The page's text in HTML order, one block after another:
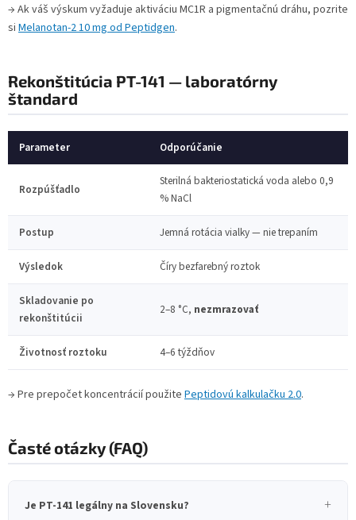
→ Ak váš výskum vyžaduje aktiváciu MC1R a pigmentačnú dráhu, pozrite
si Melanotan-2 10 mg od Peptidgen.
Rekonštitúcia PT-141 — laboratórny
štandard
Parameter Odporúčanie
Rozpúšťadlo
Sterilná bakteriostatická voda alebo 0,9
% NaCl
Postup Jemná rotácia vialky — nie trepaním
Výsledok Číry bezfarebný roztok
Skladovanie po
rekonštitúcii
2–8 °C, nezmrazovať
Životnosť roztoku 4–6 týždňov
→ Pre prepočet koncentrácií použite Peptidovú kalkulačku 2.0.
Časté otázky (FAQ)
Je PT-141 legálny na Slovensku?